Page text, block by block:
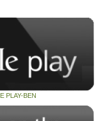
PLAY-BEN